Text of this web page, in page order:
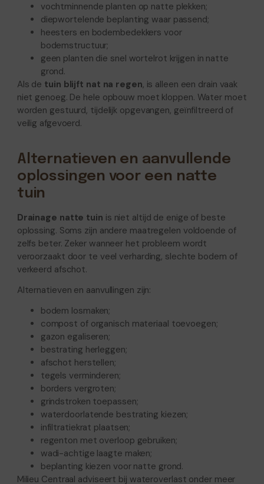
vochtminnende planten op natte plekken;
diepwortelende beplanting waar passend;
heesters en bodembedekkers voor
bodemstructuur;
geen planten die snel wortelrot krijgen in natte
grond.
Als de tuin blijft nat na regen, is alleen een drain vaak
niet genoeg. De hele opbouw moet kloppen. Water moet
worden gestuurd, tijdelijk opgevangen, geïnfiltreerd of
veilig afgevoerd.
Alternatieven en aanvullende
oplossingen voor een natte
tuin
Drainage natte tuin is niet altijd de enige of beste
oplossing. Soms zijn andere maatregelen voldoende of
zelfs beter. Zeker wanneer het probleem wordt
veroorzaakt door te veel verharding, slechte bodem of
verkeerd afschot.
Alternatieven en aanvullingen zijn:
bodem losmaken;
compost of organisch materiaal toevoegen;
gazon egaliseren;
bestrating herleggen;
afschot herstellen;
tegels verminderen;
borders vergroten;
grindstroken toepassen;
waterdoorlatende bestrating kiezen;
infiltratiekrat plaatsen;
regenton met overloop gebruiken;
wadi-achtige laagte maken;
beplanting kiezen voor natte grond.
Milieu Centraal adviseert bij wateroverlast onder meer